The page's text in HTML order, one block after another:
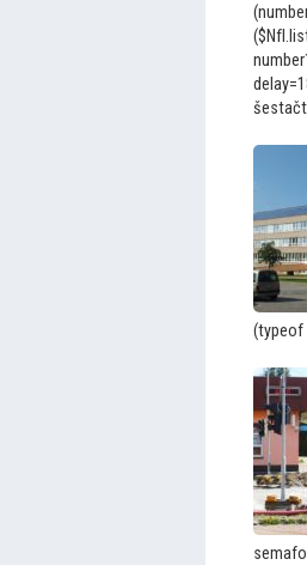
(typeof